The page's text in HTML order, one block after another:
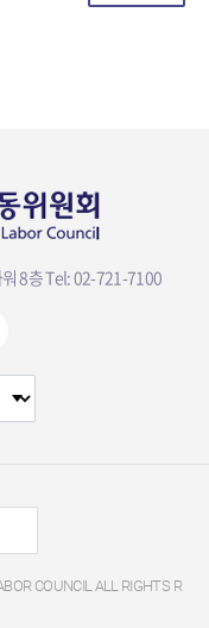
8층Tel: 02-721-7100
드 선택
COUNCIL ALL RIGHTS R